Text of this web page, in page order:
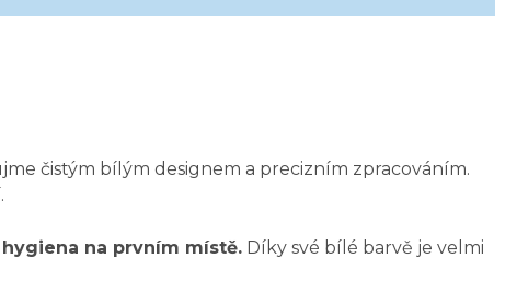
čistým bílým designem a precizním zpracováním.
na prvním místě. Díky své bílé barvě je velmi